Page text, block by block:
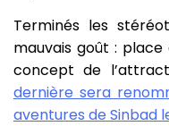
Terminés les
mauvais goût : place
concept de
dernière sera
aventures de Sinbad